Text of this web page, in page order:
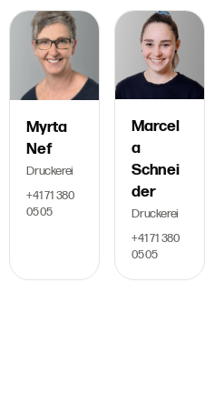
Myrta
Nef
Druckerei
+41 71 380
05 05
Marcel
a
Schnei
der
Druckerei
+41 71 380
05 05